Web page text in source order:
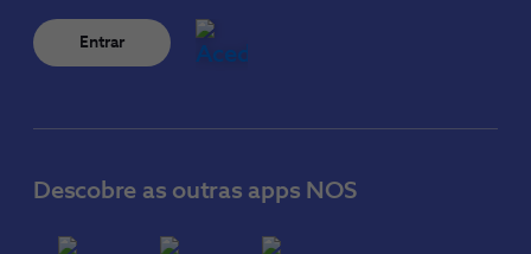
Entrar
Descobre as outras apps NOS